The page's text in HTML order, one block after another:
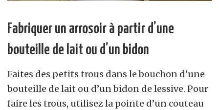
Fabriquer un arrosoir à partir d’une
bouteille de lait ou d’un bidon
Faites des petits trous dans le bouchon d’une
bouteille de lait ou d’un bidon de lessive. Pour
faire les trous, utilisez la pointe d’un couteau